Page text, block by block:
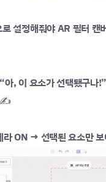
설정해줘야 AR 필터 캔
, 이 요소가 선택됐구나!”
✍️
ON → 선택된 요소만 보